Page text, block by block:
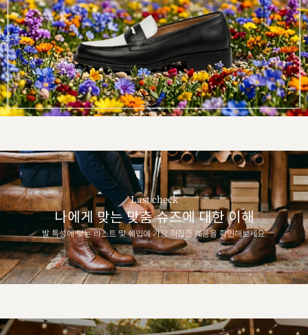
Last check
나에게 맞는 맞춤 슈즈에 대한 이해
발 특성에 맞는 라스트 및 쉐입에 가장 적합한 제품을 확인해보세요.